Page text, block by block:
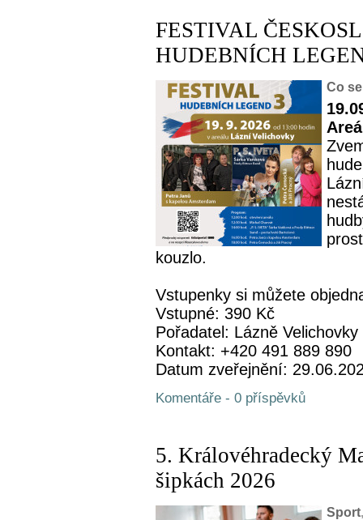
FESTIVAL
HUDEBNÍCH
Co
kouzlo.
Vstupenky si můžete
Vstupné: 390 Kč
Pořadatel: Lázně Velichovky
Kontakt: +420 491 889 890
Datum zveřejnění:
Komentáře - 0 příspěvků
5. Královéhradecký
šipkách 2026
Sport